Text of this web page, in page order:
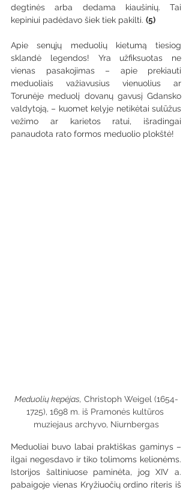
degtinės arba dedama kiaušinių. Tai
kepiniui padėdavo šiek tiek pakilti. (5)
Apie senųjų meduolių kietumą tiesiog
sklandė legendos! Yra užfiksuotas ne
vienas pasakojimas – apie prekiauti
meduoliais važiavusius vienuolius ar
Torunėje meduolį dovanų gavusį Gdansko
valdytoją, – kuomet kelyje netikėtai sulūžus
vežimo ar karietos ratui, išradingai
panaudota rato formos meduolio plokštė!
Meduolių kepėjas, Christoph Weigel (1654-
1725), 1698 m. iš Pramonės kultūros
muziejaus archyvo, Niurnbergas
Meduoliai buvo labai praktiškas gaminys –
ilgai negesdavo ir tiko tolimoms kelionėms.
Istorijos šaltiniuose paminėta, jog XIV a.
pabaigoje vienas Kryžiuočių ordino riteris iš